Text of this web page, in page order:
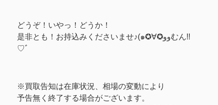
どうぞ！いやっ！どうか！
是非とも！お持込みくださいませ♪(๑✪∀✪ووむん!!
♡ﾞ
※買取告知は在庫状況、相場の変動により
予告無く終了する場合がございます。